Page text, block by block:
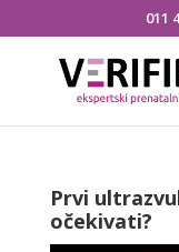
011
Prvi
očekivati?